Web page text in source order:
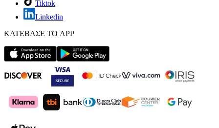
Tiktok
Linkedin
ΚΑΤΕΒΑΣΕ ΤΟ APP